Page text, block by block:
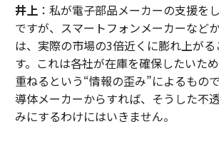
井上 ：私が電子部品メーカーの支援を
ですが、スマートフォンメーカーなど
は、実際の市場の3倍近くに膨れ上がる
す。これは各社が在庫を確保したいた
重ねるという“情報の歪み”によるもの
導体メーカーからすれば、そうした不
みにするわけにはいきません。